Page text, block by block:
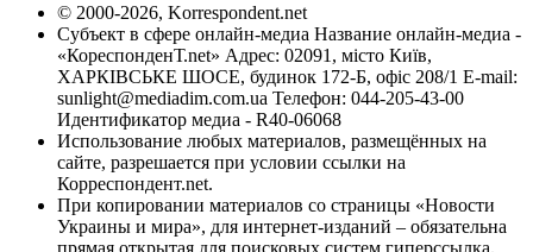
© 2000-2026, Korrespondent.net
Субъект в сфере онлайн-медиа Название онлайн-медиа -
«КореспонденТ.net» Адрес: 02091, місто Київ,
ХАРКІВСЬКЕ ШОСЕ, будинок 172-Б, офіс 208/1 E-mail:
sunlight@mediadim.com.ua Телефон: 044-205-43-00
Идентификатор медиа - R40-06068
Использование любых материалов, размещённых на
сайте, разрешается при условии ссылки на
Корреспондент.net.
При копировании материалов со страницы «Новости
Украины и мира», для интернет-изданий – обязательна
прямая открытая для поисковых систем гиперссылка.